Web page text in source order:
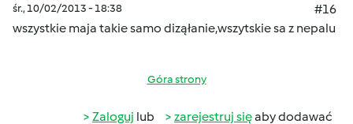
śr., 10/02/2013 - 18:38
#16
wszystkie maja takie samo diząłanie,wszytskie sa z nepalu
Góra strony
Zaloguj lub zarejestruj sięaby dodawać